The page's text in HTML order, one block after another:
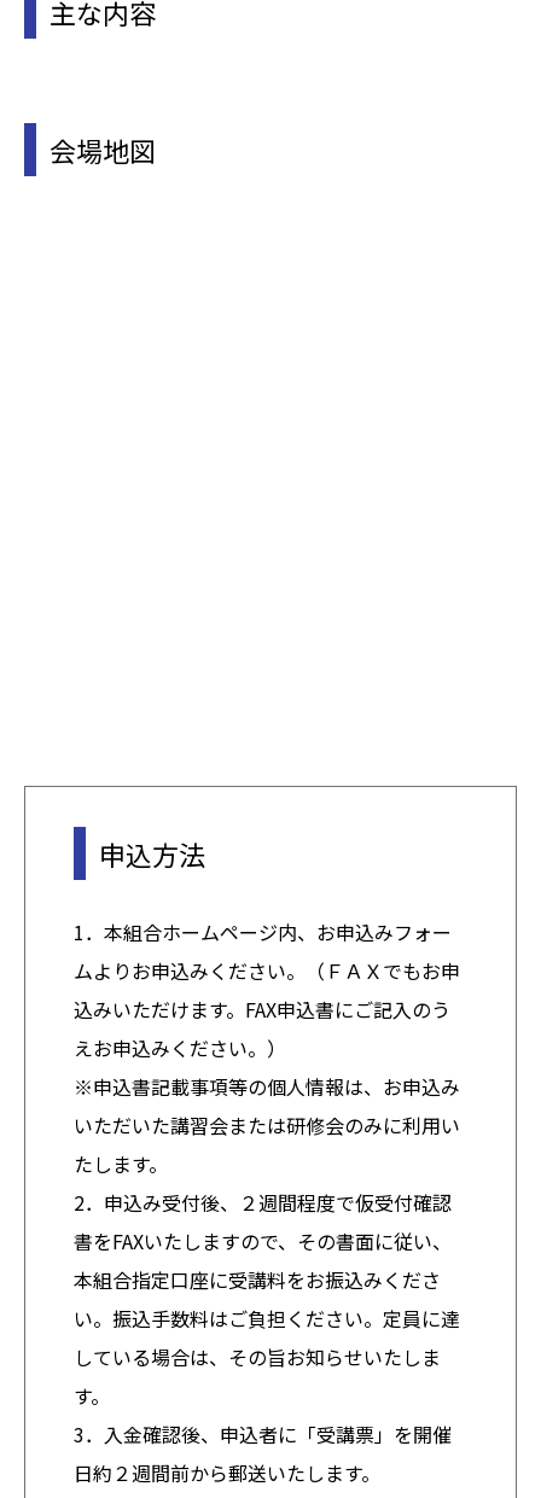
主な内容
会場地図
申込方法
1．本組合ホームページ内、お申込みフォー
ムよりお申込みください。（ＦＡＸでもお申
込みいただけます。FAX申込書にご記入のう
えお申込みください。）
※申込書記載事項等の個人情報は、お申込み
いただいた講習会または研修会のみに利用い
たします。
2．申込み受付後、２週間程度で仮受付確認
書をFAXいたしますので、その書面に従い、
本組合指定口座に受講料をお振込みくださ
い。振込手数料はご負担ください。定員に達
している場合は、その旨お知らせいたしま
す。
3．入金確認後、申込者に「受講票」を開催
日約２週間前から郵送いたします。